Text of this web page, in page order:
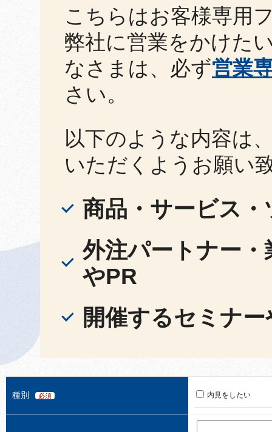
こちらはお客様専用
弊社に営業をかけた
なさまは、必ず営業
さい。
以下のような内容は
いただくようお願い
商品・サービス
外注パートナー
やPR
開催するセミナ
種別 必須 内見をしたい